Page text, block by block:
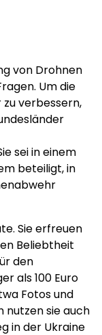
von Drohnen
Um die
verbessern,
sei in einem
beteiligt, in
Sie erfreuen
Beliebtheit
den
als 100 Euro
Fotos und
nutzen sie auch
in der Ukraine